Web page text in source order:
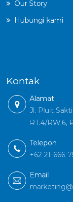
Our Story
Hubungi kami
Kontak
Alamat
Jl. Pluit
RT.4/RW.6,
Telepon
+62 21-666-
Email